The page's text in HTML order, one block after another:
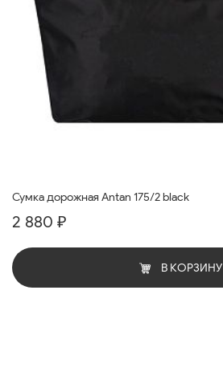
Сумка дорожная Antan 175/2 black
2 880 ₽
В КОРЗИНУ